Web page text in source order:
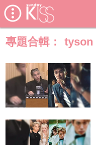
專題合輯： tyson